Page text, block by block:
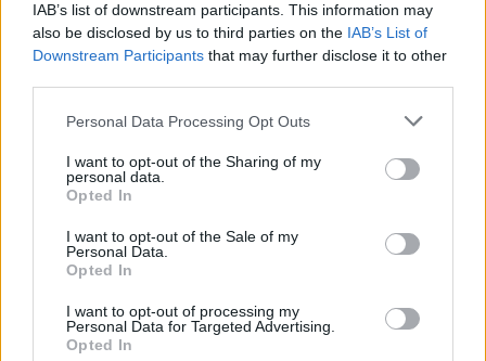
IAB’s list of downstream participants. This information may
also be disclosed by us to third parties on the IAB’s List of
Downstream Participants that may further disclose it to other
Please note that this website/app uses one or more Google
not limited to your visit or usage behaviour. You may click to
grant or deny consent to Google and its third-party tags to
use your data for below specified purposes in below Google
consent section.
Personal Data Processing Opt Outs
I want to opt-out of the Sharing of my
personal data.
Opted In
I want to opt-out of the Sale of my
Personal Data.
Opted In
I want to opt-out of processing my
Personal Data for Targeted Advertising.
Opted In
Informacje o składach i strzelcach
W miarę dostępności danych, publikujemyskłady wyjściowe,
aktualizujemy zależnie od poziomu ligi i dostępnych źródeł.
Śledź mecze swojej drużyny
Jeśli jesteś kibicem klubu LKS Zarszyn lub Zamczysko Odrzykoń - zaglądaj
tutaj częściej. Nasz serwis regularnie dostarcza informacje o terminach
meczów, wynikach, transferach i newsach klubowych
piłkarskichw województwie. Sprawdź nasze relacje, śledź ulubioną ligę i
bądź na bieżąco z wydarzeniami z boisk!
LKS Zarszyn - Zamczysko Odrzykońodbędzie się w ramach 30.
kolejki - Krosno > Klasa Okręgowa. Spotkanie zostanie rozegrane w dniu